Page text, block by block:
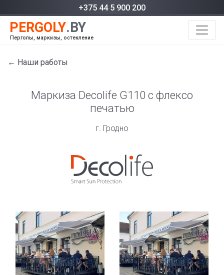
+375 44 5 900 200
Перголы, маркизы, остекление
← Наши работы
Маркиза Decolife G110 с флексо
печатью
г. Гродно